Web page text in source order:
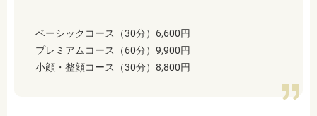
ベーシックコース（30分）6,600円
プレミアムコース（60分）9,900円
小顔・整顔コース（30分）8,800円